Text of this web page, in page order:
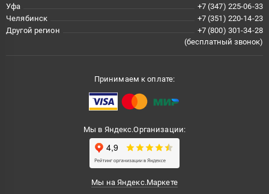
Уфа
+7 (347) 225-06-33
Челябинск
+7 (351) 220-14-23
Другой регион
+7 (800) 301-34-28
(бесплатный звонок)
Принимаем к оплате:
Мы в Яндекс.Организации:
Мы на Яндекс.Маркете